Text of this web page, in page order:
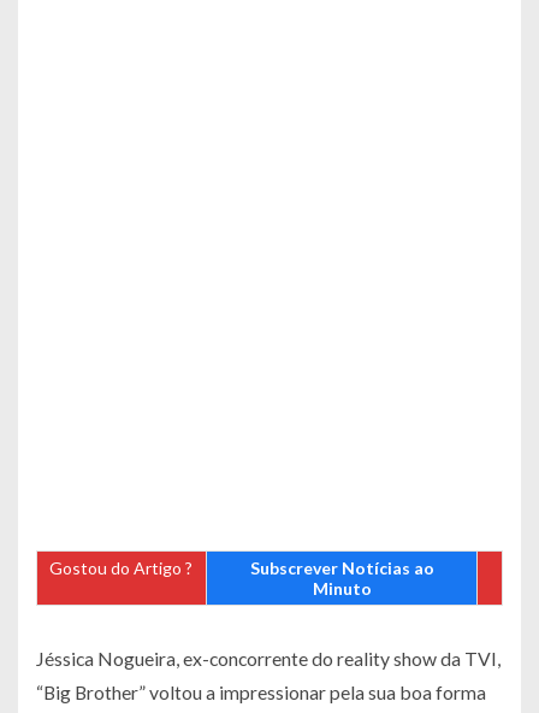
Gostou do Artigo ?
Subscrever Notícias ao
Minuto
Jéssica Nogueira, ex-concorrente do reality show da TVI,
“Big Brother” voltou a impressionar pela sua boa forma